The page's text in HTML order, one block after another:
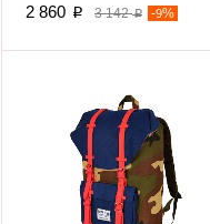
-9%
3 142p
2 860 p